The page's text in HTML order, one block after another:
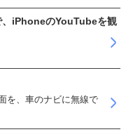
、iPhoneのYouTubeを観
を、車のナビに無線で